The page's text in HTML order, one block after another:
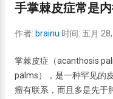
80%的斑秃在一年内可以
外局部可以选用冷冻治疗
时更容易出现。表现为参
的似的”。虽然粗俗，但
手掌棘皮症常是
作者: brainu 时间: 五月
掌棘皮症（acanthosis
palms），是一种罕见的
瘤有联系，而且多是先于